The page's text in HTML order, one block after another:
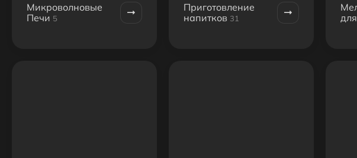
Микроволновые
Печи 5
Приготовление
напитков 31